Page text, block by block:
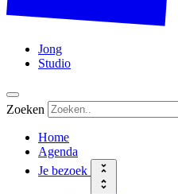
Jong
Studio
Zoeken
Home
Agenda
Je bezoek